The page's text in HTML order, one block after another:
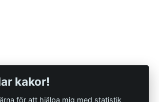
kakor!
för att hjälpa mig med statistik